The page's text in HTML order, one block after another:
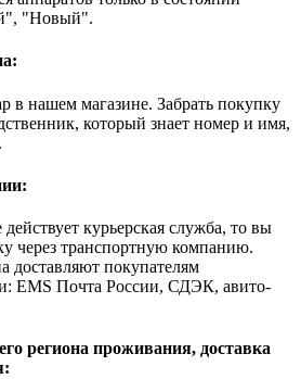
"Новый".
в нашем магазине. Забрать покупку
который знает номер и имя,
курьерская служба, то вы
через транспортную компанию.
доставляют покупателям
EMS Почта России, СДЭК, авито-
региона проживания, доставка